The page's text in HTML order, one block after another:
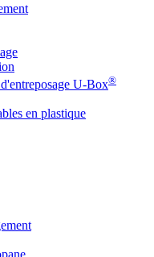
U-Box®
en plastique